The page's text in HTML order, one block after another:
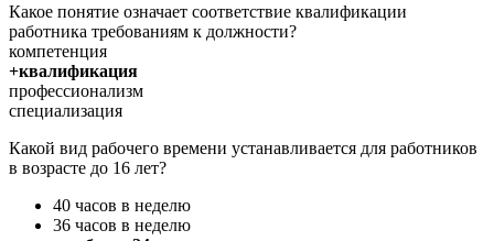
Какое понятие означает соответствие квалификации
работника требованиям к должности?
компетенция
+квалификация
профессионализм
специализация
Какой вид рабочего времени устанавливается для работников
в возрасте до 16 лет?
40 часов в неделю
36 часов в неделю